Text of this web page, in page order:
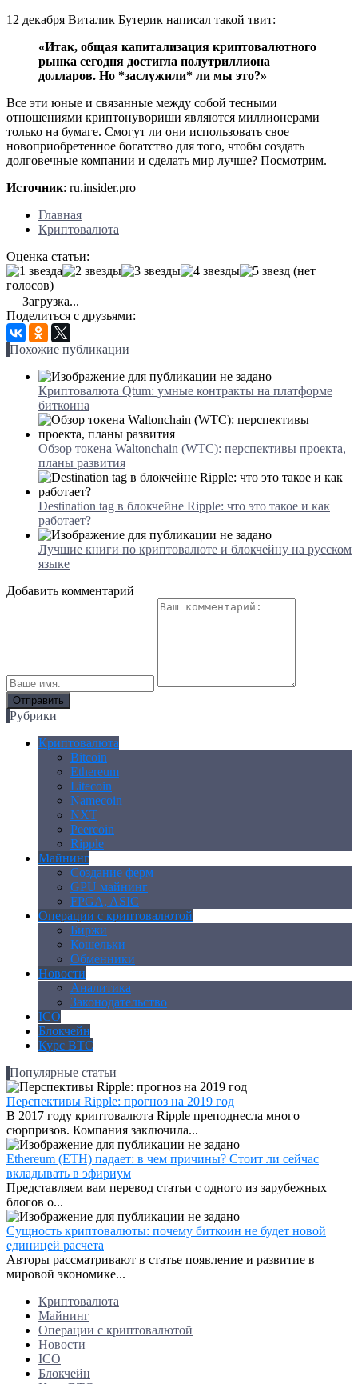
12 декабря Виталик Бутерик написал такой твит:
«Итак, общая капитализация криптовалютного
рынка сегодня достигла полутриллиона
долларов. Но *заслужили* ли мы это?»
Все эти юные и связанные между собой тесными
отношениями криптонувориши являются миллионерами
только на бумаге. Смогут ли они использовать свое
новоприобретенное богатство для того, чтобы создать
долговечные компании и сделать мир лучше? Посмотрим.
Источник: ru.insider.pro
Главная
Криптовалюта
Оценка статьи:
(нет
голосов)
Загрузка...
Поделиться с друзьями:
Похожие публикации
Криптовалюта Qtum: умные контракты на платформе
биткоина
Обзор токена Waltonchain (WTC): перспективы проекта,
планы развития
Destination tag в блокчейне Ripple: что это такое и как
работает?
Лучшие книги по криптовалюте и блокчейну на русском
языке
Добавить комментарий
Рубрики
Криптовалюта
Bitcoin
Ethereum
Litecoin
Namecoin
NXT
Peercoin
Ripple
Майнинг
Создание ферм
GPU майнинг
FPGA, ASIC
Операции с криптовалютой
Биржи
Кошельки
Обменники
Новости
Аналитика
Законодательство
ICO
Блокчейн
Курс BTC
Популярные статьи
Перспективы Ripple: прогноз на 2019 год
В 2017 году криптовалюта Ripple преподнесла много
сюрпризов. Компания заключила...
Ethereum (ETH) падает: в чем причины? Стоит ли сейчас
вкладывать в эфириум
Представляем вам перевод статьи с одного из зарубежных
блогов о...
Сущность криптовалюты: почему биткоин не будет новой
единицей расчета
Авторы рассматривают в статье появление и развитие в
мировой экономике...
Криптовалюта
Майнинг
Операции с криптовалютой
Новости
ICO
Блокчейн